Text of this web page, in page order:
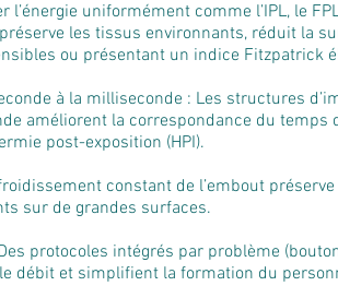
uniformément comme l’IPL, le
les tissus environnants, réduit la
ou présentant un indice Fitzpatrick
à la milliseconde : Les structures
améliorent la correspondance du temps
post-exposition (HPI).
constant de l’embout
sur de grandes surfaces.
protocoles intégrés par problème
débit et simplifient la formation du